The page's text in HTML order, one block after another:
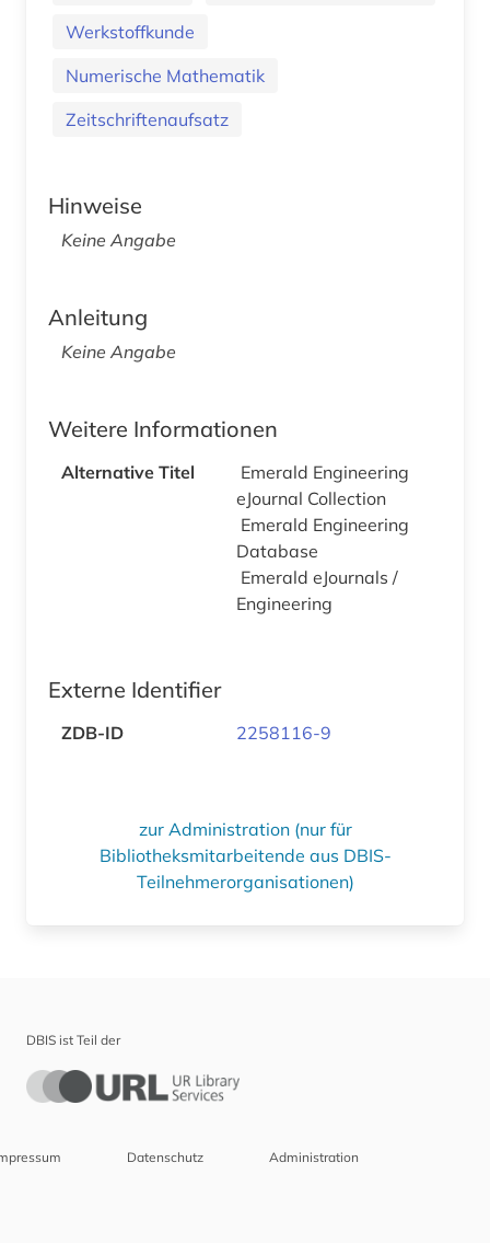
Werkstoffkunde
Numerische Mathematik
Zeitschriftenaufsatz
Hinweise
Keine Angabe
Anleitung
Keine Angabe
Weitere Informationen
Alternative Titel
Emerald Engineering
eJournal Collection
Emerald Engineering
Database
Emerald eJournals /
Engineering
Externe Identifier
ZDB-ID 2258116-9
zur Administration (nur für
Bibliotheksmitarbeitende aus DBIS-
Teilnehmerorganisationen)
DBIS ist Teil der
Datenschutz Administration